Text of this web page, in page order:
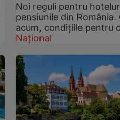
Noi reguli pentru
pensiunile din România.
acum, condițiile pentru
Național